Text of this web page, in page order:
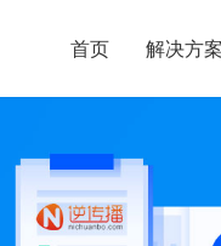
首页 解决方案